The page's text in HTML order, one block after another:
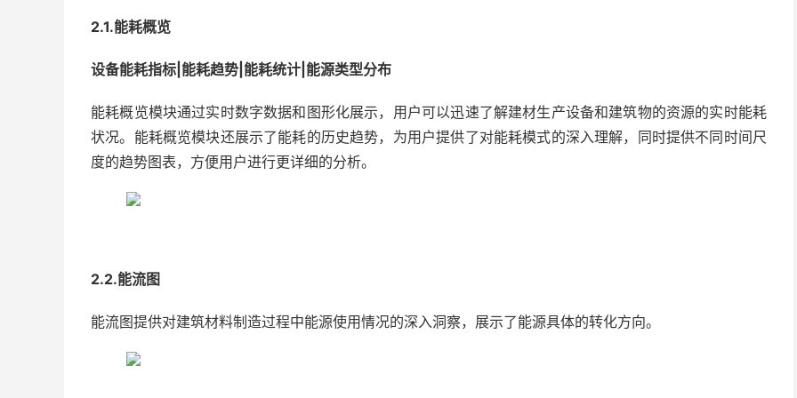
2.1.能耗概览
设备能耗指标|能耗趋势|能耗统计|能源类型分布
能耗概览模块通过实时数字数据和图形化展示，用户可以迅速了解建材生产设备和建筑物的资源的实时能耗
状况。能耗概览模块还展示了能耗的历史趋势，为用户提供了对能耗模式的深入理解，同时提供不同时间尺
度的趋势图表，方便用户进行更详细的分析。
2.2.能流图
能流图提供对建筑材料制造过程中能源使用情况的深入洞察，展示了能源具体的转化方向。